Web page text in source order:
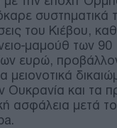
συστηματικά
του Κιέβου,
μαμούθ των 90
ευρώ,
μειονοτικά
Ουκρανία και τα
ασφάλεια μετά το